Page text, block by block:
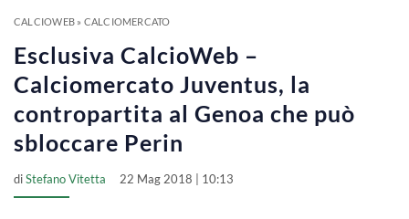
CALCIOWEB» CALCIOMERCATO
Esclusiva CalcioWeb –
Calciomercato Juventus, la
contropartita al Genoa che può
sbloccare Perin
diStefano Vitetta 22 Mag 2018 | 10:13